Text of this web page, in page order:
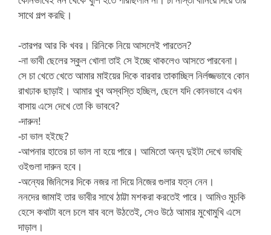
সাথে গল্প করছি।
-তারপর আর কি খবর। রিনিকে নিয়ে আসলেই পারতেন?
-না ভাবী ছেলের স্কুল খোলা তাই সে ইচ্ছে থাকলেও আসতে পারবেনা।
সে চা খেতে খেতে আমার মাইয়ের দিকে বারবার তাকাচ্ছিল নির্লজ্জভাবে কোন
রাখঢাক ছাড়াই। আমার খুব অস্বস্তি হচ্ছিল, ছেলে যদি কোনভাবে এখন
বাসায় এসে দেখে তো কি ভাববে?
-দারুন!
-চা ভাল হইছে?
-আপনার হাতের চা ভাল না হয়ে পারে। আমিতো অন্য দুইটা দেখে ভাবছি
ওইগুলা দারুন হবে।
-অন্যের জিনিসের দিকে নজর না দিয়ে নিজের গুলার যত্ন নেন।
ননদের জামাই তার ভাবীর সাথে ঠাট্টা মশকরা করতেই পারে। আমিও মুচকি
হেসে কথাটা বলে চলে যাব বলে উঠতেই, সেও উঠে আমার মুখোমুখি এসে
দাড়াল।